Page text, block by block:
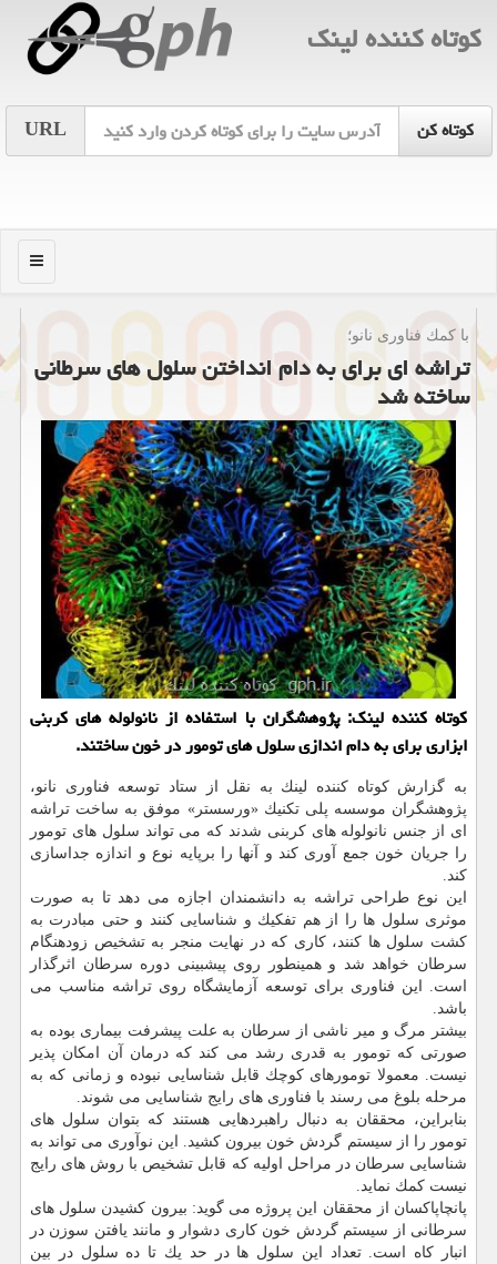
كوتاه كننده لینك
URL
منو
با كمك فناوری نانو؛
تراشه ای برای به دام انداختن سلول های سرطانی
ساخته شد
كوتاه كننده لینك: پژوهشگران با استفاده از نانولوله های كربنی
ابزاری برای به دام اندازی سلول های تومور در خون ساختند.
به گزارش كوتاه كننده لینك به نقل از ستاد توسعه فناوری نانو،
پژوهشگران موسسه پلی تكنیك «ورسستر» موفق به ساخت تراشه
ای از جنس نانولوله های كربنی شدند كه می تواند سلول های تومور
را جریان خون جمع آوری كند و آنها را برپایه نوع و اندازه جداسازی
كند.
این نوع طراحی تراشه به دانشمندان اجازه می دهد تا به صورت
موثری سلول ها را از هم تفكیك و شناسایی كنند و حتی مبادرت به
كشت سلول ها كنند، كاری كه در نهایت منجر به تشخیص زودهنگام
سرطان خواهد شد و همینطور روی پیشبینی دوره سرطان اثرگذار
است. این فناوری برای توسعه آزمایشگاه روی تراشه مناسب می
باشد.
بیشتر مرگ و میر ناشی از سرطان به علت پیشرفت بیماری بوده به
صورتی كه تومور به قدری رشد می كند كه درمان آن امكان پذیر
نیست. معمولا تومورهای كوچك قابل شناسایی نبوده و زمانی كه به
مرحله بلوغ می رسند با فناوری های رایج شناسایی می شوند.
بنابراین، محققان به دنبال راهبردهایی هستند كه بتوان سلول های
تومور را از سیستم گردش خون بیرون كشید. این نوآوری می تواند به
شناسایی سرطان در مراحل اولیه كه قابل تشخیص با روش های رایج
نیست كمك نماید.
پانچاپاكسان از محققان این پروژه می گوید: بیرون كشیدن سلول های
سرطانی از سیستم گردش خون كاری دشوار و مانند یافتن سوزن در
انبار كاه است. تعداد این سلول ها در حد یك تا ده سلول در بین